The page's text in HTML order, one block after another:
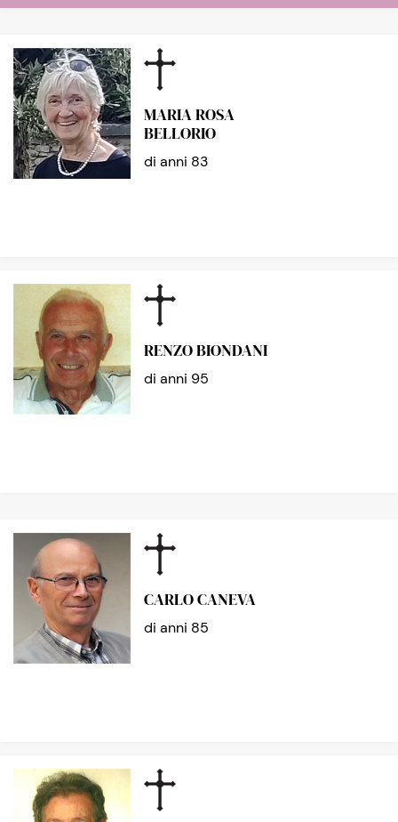
MARIA ROSA
BELLORIO
di anni 83
RENZO BIONDANI
di anni 95
CARLO CANEVA
di anni 85